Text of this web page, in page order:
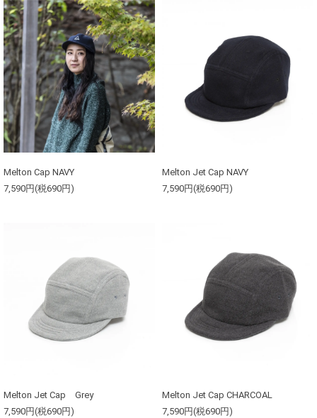
Melton Cap NAVY
7,590円(税690円)
Melton Jet Cap NAVY
7,590円(税690円)
Melton Jet Cap Grey
7,590円(税690円)
Melton Jet Cap CHARCOAL
7,590円(税690円)